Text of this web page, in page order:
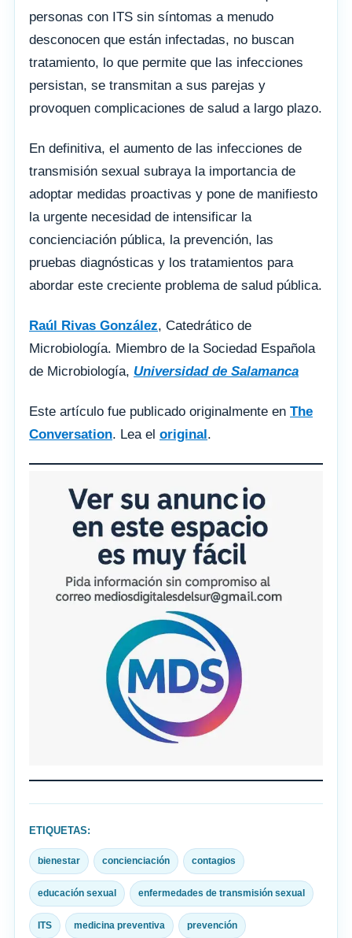
personas con ITS sin síntomas a menudo
desconocen que están infectadas, no buscan
tratamiento, lo que permite que las infecciones
persistan, se transmitan a sus parejas y
provoquen complicaciones de salud a largo plazo.
En definitiva, el aumento de las infecciones de
transmisión sexual subraya la importancia de
adoptar medidas proactivas y pone de manifiesto
la urgente necesidad de intensificar la
concienciación pública, la prevención, las
pruebas diagnósticas y los tratamientos para
abordar este creciente problema de salud pública.
Raúl Rivas González, Catedrático de
Microbiología. Miembro de la Sociedad Española
de Microbiología, Universidad de Salamanca
Este artículo fue publicado originalmente en The
Conversation. Lea el original.
ETIQUETAS:
bienestar concienciación contagios
educación sexual enfermedades de transmisión sexual
ITS medicina preventiva prevención